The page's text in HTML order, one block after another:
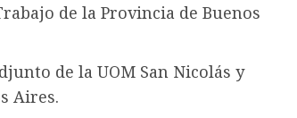
de la Provincia de Buenos
de la UOM San Nicolás y
Aires.